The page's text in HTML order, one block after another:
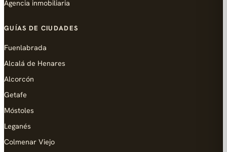
Agencia inmobiliaria
GUÍAS DE CIUDADES
Fuenlabrada
Alcalá de Henares
Alcorcón
Getafe
Móstoles
Leganés
Colmenar Viejo